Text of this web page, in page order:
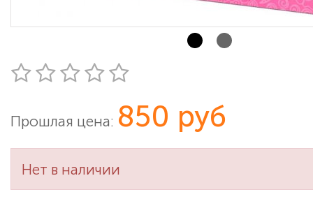
Прошлая цена: 850 руб
Нет в наличии